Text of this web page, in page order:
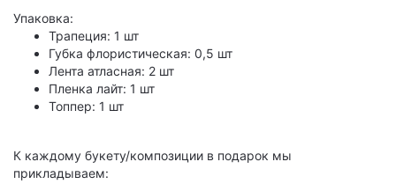
Упаковка:
Трапеция: 1 шт
Губка флористическая: 0,5 шт
Лента атласная: 2 шт
Пленка лайт: 1 шт
Топпер: 1 шт
К каждому букету/композиции в подарок мы
прикладываем: